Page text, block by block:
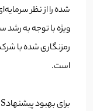
شده را از نظر
ویژه با توجه به رشد
رمزنگاری شده با
است.